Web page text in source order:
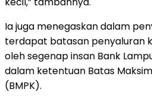
Ia juga menegaskan dalam
terdapat batasan penyaluran
oleh segenap insan Bank
dalam ketentuan Batas
(BMPK).